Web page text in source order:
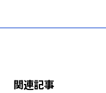
関連記事